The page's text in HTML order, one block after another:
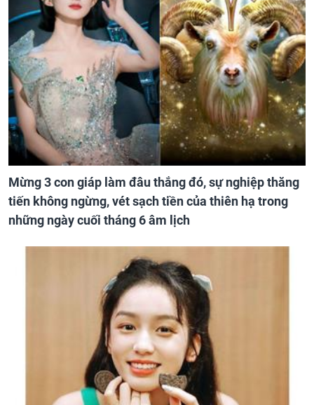
Mừng 3 con giáp làm đâu thắng đó, sự nghiệp thăng
tiến không ngừng, vét sạch tiền của thiên hạ trong
những ngày cuối tháng 6 âm lịch